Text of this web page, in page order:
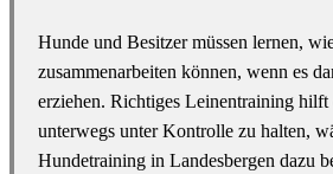
Hunde und Besitzer müssen lernen,
zusammenarbeiten können, wenn es
erziehen. Richtiges Leinentraining
unterwegs unter Kontrolle zu halten,
Hundetraining in Landesbergen dazu